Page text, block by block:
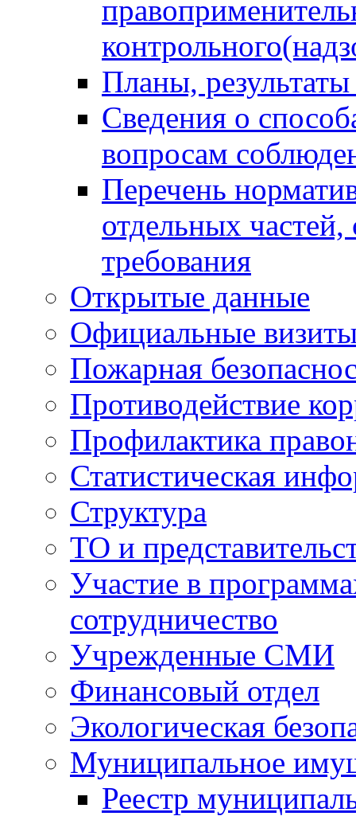
Планы,
Сведения о
вопросам
Перечень
отдельных
требования
Открытые данные
Официальные
Пожарная
Противодействие
Профилактика
Статистическая
Структура
ТО и
Участие в
сотрудничество
Учрежденные СМИ
Финансовый отдел
Экологическая
Муниципальное
Реестр